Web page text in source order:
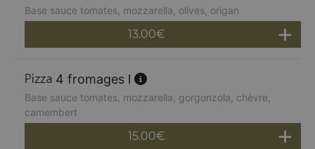
Base sauce tomates, mozzarella, olives, origan
13.00€
4 fromages l
Base sauce tomates, mozzarella, gorgonzola, chèvre,
camembert
15.00€